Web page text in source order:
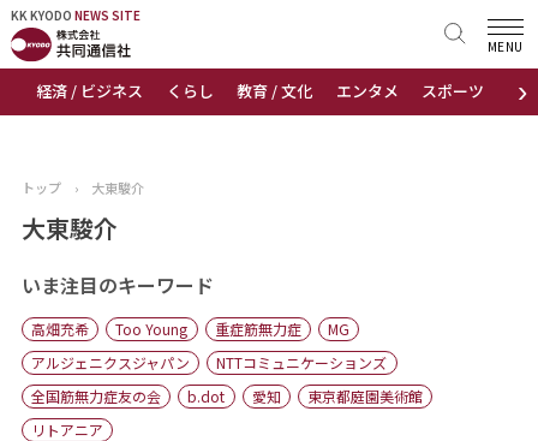
KK KYODO NEWS SITE
›
経済 / ビジネス くらし 教育 / 文化 エンタメ スポーツ 地域
MENU
KK KYODONEWS SITE
トップページ
ニュース
おすすめコンテンツ
出版物
会社概要
トップ › 大東駿介
大東駿介
いま注目のキーワード
高畑充希 Too Young 重症筋無力症
MG
アルジェニクスジャパン
NTTコミュニケーションズ
全国筋無力症友の会
b.dot 愛知
東京都庭園美術館
リトアニア